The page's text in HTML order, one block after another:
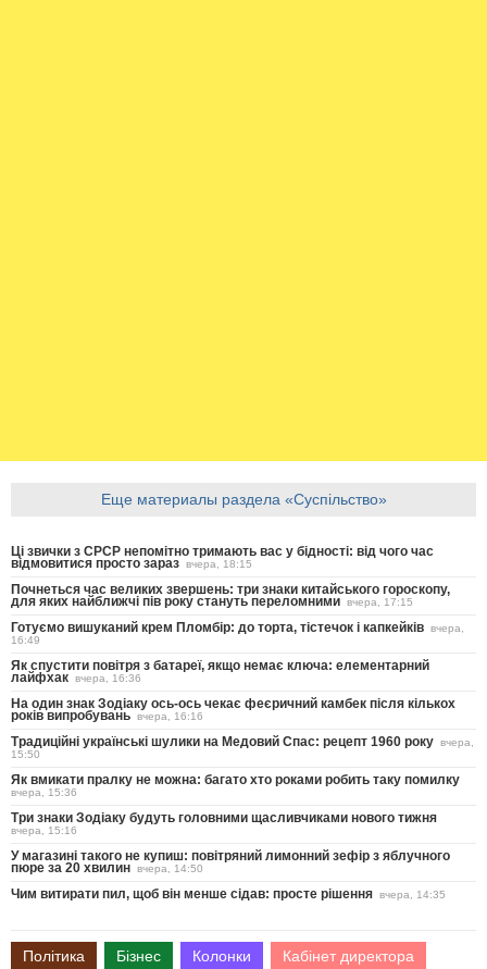
Еще материалы раздела «Суспільство»
Ці звички з СРСР непомітно тримають вас у бідності: від чого час
відмовитися просто зараз вчера, 18:15
Почнеться час великих звершень: три знаки китайського гороскопу,
для яких найближчі пів року стануть переломними вчера, 17:15
Готуємо вишуканий крем Пломбір: до торта, тістечок і капкейків вчера,
16:49
Як спустити повітря з батареї, якщо немає ключа: елементарний
лайфхак вчера, 16:36
На один знак Зодіаку ось-ось чекає феєричний камбек після кількох
років випробувань вчера, 16:16
Традиційні українські шулики на Медовий Спас: рецепт 1960 року вчера,
15:50
Як вмикати пралку не можна: багато хто роками робить таку помилку
вчера, 15:36
Три знаки Зодіаку будуть головними щасливчиками нового тижня
вчера, 15:16
У магазині такого не купиш: повітряний лимонний зефір з яблучного
пюре за 20 хвилин вчера, 14:50
Чим витирати пил, щоб він менше сідав: просте рішення вчера, 14:35
Політика Бізнес Колонки Кабінет директора